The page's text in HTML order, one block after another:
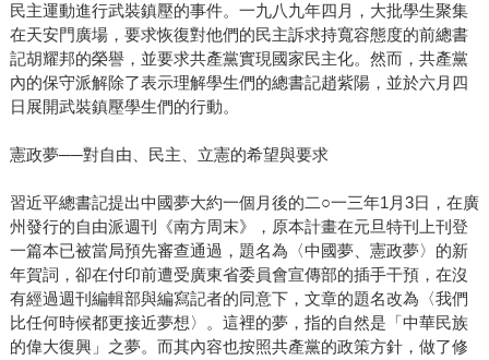
民主運動進行武裝鎮壓的事件。一九八九年四月，大批學生聚集
在天安門廣場，要求恢復對他們的民主訴求持寬容態度的前總書
記胡耀邦的榮譽，並要求共產黨實現國家民主化。然而，共產黨
內的保守派解除了表示理解學生們的總書記趙紫陽，並於六月四
日展開武裝鎮壓學生們的行動。
憲政夢──對自由、民主、立憲的希望與要求
習近平總書記提出中國夢大約一個月後的二○一三年1月3日，在廣
州發行的自由派週刊《南方周末》，原本計畫在元旦特刊上刊登
一篇本已被當局預先審查通過，題名為〈中國夢、憲政夢〉的新
年賀詞，卻在付印前遭受廣東省委員會宣傳部的插手干預，在沒
有經過週刊編輯部與編寫記者的同意下，文章的題名改為〈我們
比任何時候都更接近夢想〉。這裡的夢，指的自然是「中華民族
的偉大復興」之夢。而其內容也按照共產黨的政策方針，做了修